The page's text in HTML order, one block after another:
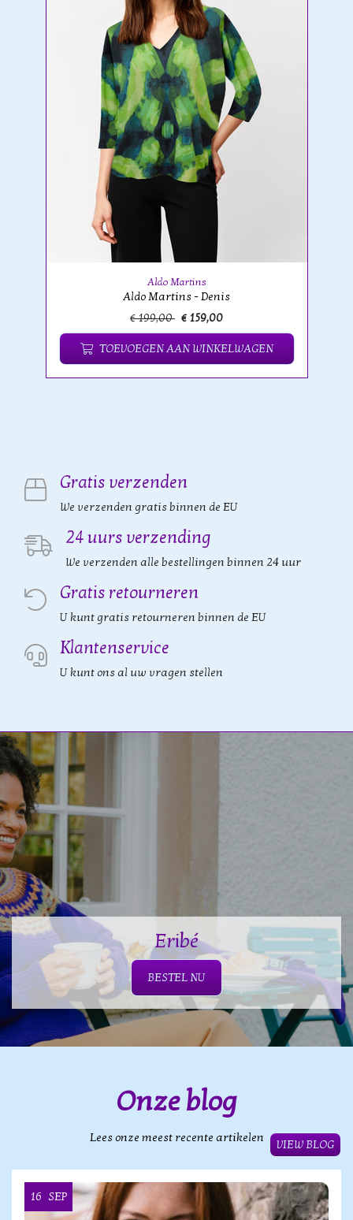
Aldo Martins
Aldo Martins - Denis
€ 199,00 € 159,00
TOEVOEGEN AAN WINKELWAGEN
Gratis verzenden
We verzenden gratis binnen de EU
24 uurs verzending
We verzenden alle bestellingen binnen 24 uur
Gratis retourneren
U kunt gratis retourneren binnen de EU
Klantenservice
U kunt ons al uw vragen stellen
Eribé
BESTEL NU
Onze blog
Lees onze meest recente artikelen
VIEW BLOG
16 SEP